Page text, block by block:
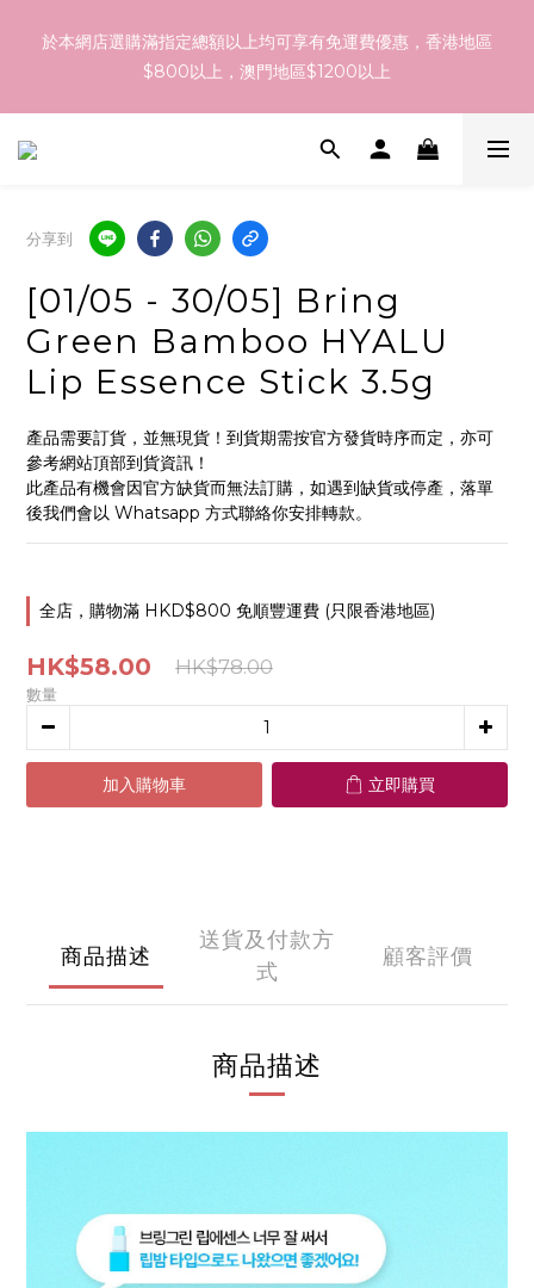
港，最終亦要視乎各品牌最終發貨日子及出貨速度而定。
於本網店選購滿指定總額以上均可享有免運費優惠，香港地區
$800以上，澳門地區$1200以上
訂貨到貨資訊：於 05 - 18/Aug 期間訂貨，預計於 26/Aug 到
分享到
[01/05 - 30/05] Bring
Green Bamboo HYALU
Lip Essence Stick 3.5g
產品需要訂貨，並無現貨！到貨期需按官方發貨時序而定，亦可
參考網站頂部到貨資訊！
此產品有機會因官方缺貨而無法訂購，如遇到缺貨或停產，落單
後我們會以 Whatsapp 方式聯絡你安排轉款。
全店，購物滿 HKD$800 免順豐運費 (只限香港地區)
HK$58.00 HK$78.00
數量
加入購物車 立即購買
商品描述
送貨及付款方
式
顧客評價
商品描述